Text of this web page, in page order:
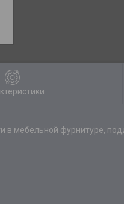
мебельной фурнитуре,